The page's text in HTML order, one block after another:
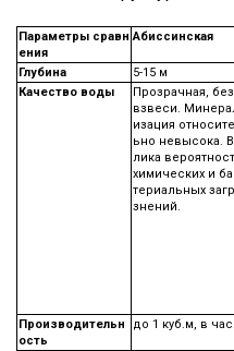
Параметры сравн
ения
Абиссинская
Глубина 5-15 м
Качество воды
Прозрачная, без
взвеси.
изация
ьно невысока.
лика
химических и
териальных
знений.
Производительн
ость
до 1 куб.м, в час.